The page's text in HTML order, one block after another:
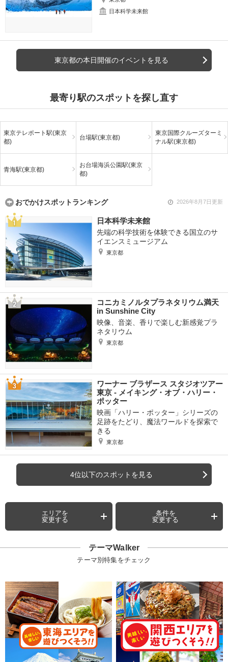
日本科学未来館
東京都の本日開催のイベントを見る
最寄り駅のスポットを探し直す
東京テレポート駅(東京
都)
台場駅(東京都)
東京国際クルーズターミ
ナル駅(東京都)
青海駅(東京都)
お台場海浜公園駅(東京
都)
おでかけスポットランキング 2026年8月7日更新
日本科学未来館
先端の科学技術を体験できる国立のサ
イエンスミュージアム
東京都
コニカミノルタプラネタリウム満天
in Sunshine City
映像、音楽、香りで楽しむ新感覚プラ
ネタリウム
東京都
ワーナー ブラザース スタジオツアー
東京 ‐ メイキング・オブ・ハリー・
ポッター
映画「ハリー・ポッター」シリーズの
足跡をたどり、魔法ワールドを探索で
きる
東京都
4位以下のスポットを見る
エリアを
変更する
条件を
変更する
テーマWalker
テーマ別特集をチェック